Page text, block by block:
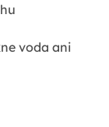
voda ani